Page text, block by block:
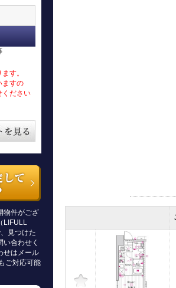
す。
ますの
ください
物件がござ
LIFULL
見つけた
合わせく
せはメール
ご対応可能